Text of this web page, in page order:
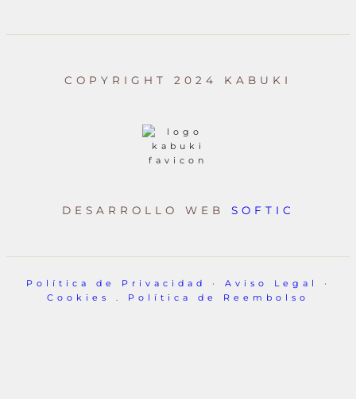
COPYRIGHT 2024 KABUKI
DESARROLLO WEB SOFTIC
Política de Privacidad · Aviso Legal
·
Cookies
. Política de Reembolso